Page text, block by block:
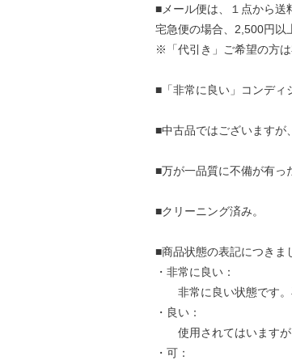
■メール便は、１点から送
宅急便の場合、2,500円以
※「代引き」ご希望の方は
■「非常に良い」コンディ
■中古品ではございますが
■万が一品質に不備が有っ
■クリーニング済み。
■商品状態の表記につきま
・非常に良い：
非常に良い状態です。
・良い：
使用されてはいますが
・可：